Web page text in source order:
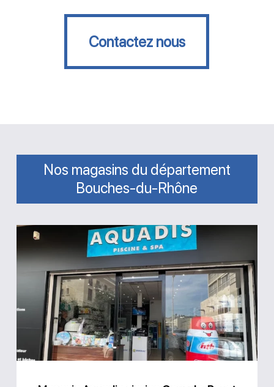
Contactez nous
Contactez nous
Nos magasins du département
Bouches-du-Rhône
Magasin
Aquadis
piscine
Carry-
le-
Rouet